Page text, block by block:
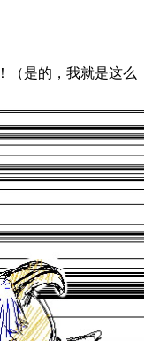
（是的，我就是这么